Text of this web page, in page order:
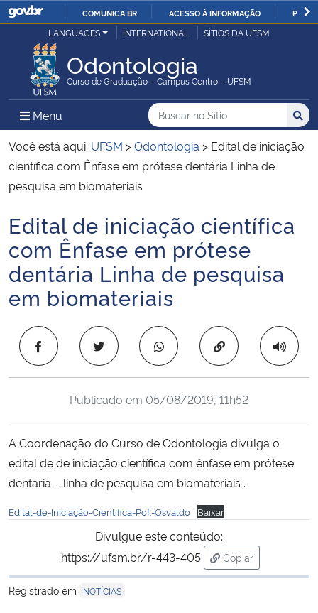
IR
O
COMUNICA BR ACESSO À INFORMAÇÃO
Ministério da Justiça e Segurança Pública
Ministério da Defesa
Ministério das Relações Exteriores
Ministério da Economia
Ministério da Infraestrutura
Ministério da Agricultura, Pecuária e Abastecimento
Ministério da Educação
Ministério da Cidadania
Ministério da Saúde
Ministério de Minas e Energia
Ministério da Ciência, Tecnologia, Inovações e Comunicações
Ministério do Meio Ambiente
Ministério do Turismo
Ministério do Desenvolvimento Regional
Controladoria-Geral da União
LANGUAGES INTERNATIONAL SÍTIOS DA UFSM
Odontologia
Curso de Graduação – Campus Centro – UFSM
Menu Menu Principal do Sítio
Busca
Buscar no no Sítio
Busca:
Você está aqui: UFSM >Odontologia > Edital de iniciação
científica com Ênfase em prótese dentária Linha de
pesquisa em biomateriais
Início do conteúdo
Edital de iniciação científica
com Ênfase em prótese
dentária Linha de pesquisa
em biomateriais
Copiar para área
Publicado em 05/08/2019, 11h52
A Coordenação do Curso de Odontologia divulga o
edital de de iniciação científica com ênfase em prótese
dentária – linha de pesquisa em biomateriais .
Edital-de-Iniciação-Científica-Pof.-Osvaldo Baixar
Divulgue este conteúdo:
https://ufsm.br/r-443-405
Copiar
para área de
Registrado em
NOTÍCIAS